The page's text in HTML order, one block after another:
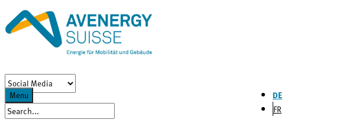
DE
FR
Menu